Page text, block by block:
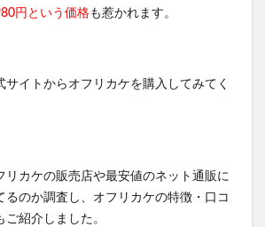
円という価格も惹かれます。
サイトからオフリカケを購入してみてく
リカケの販売店や最安値のネット通販に
るのか調査し、オフリカケの特徴・口コ
ご紹介しました。